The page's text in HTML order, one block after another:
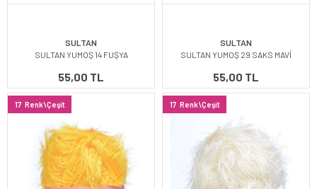
SULTAN
SULTAN YUMOŞ 14 FUŞYA
55,00 TL
SULTAN
SULTAN YUMOŞ 29 SAKS MAVİ
55,00 TL
17 Renk\Çeşit 17 Renk\Çeşit